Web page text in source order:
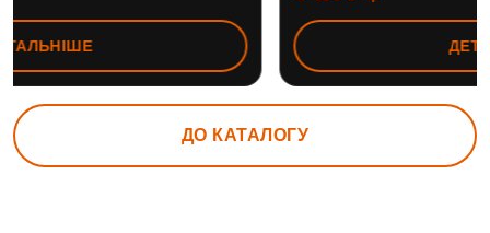
ДЕТАЛЬНІШЕ
ДО КАТАЛОГУ